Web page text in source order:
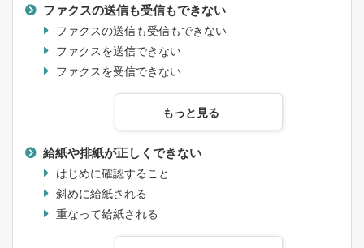
ファクスの送信も受信もできない
ファクスの送信も受信もできない
ファクスを送信できない
ファクスを受信できない
もっと見る
給紙や排紙が正しくできない
はじめに確認すること
斜めに給紙される
重なって給紙される